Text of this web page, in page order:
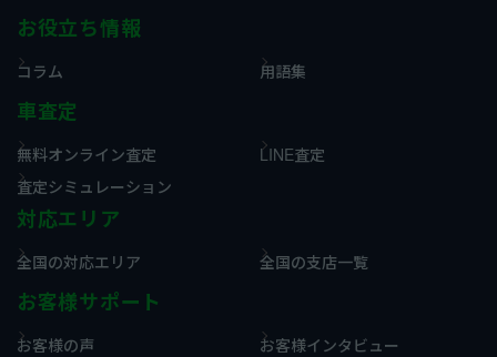
お役立ち情報
コラム 用語集
車査定
無料オンライン査定
LINE査定
査定シミュレーション
対応エリア
全国の対応エリア 全国の支店一覧
お客様サポート
お客様の声
お客様インタビュー